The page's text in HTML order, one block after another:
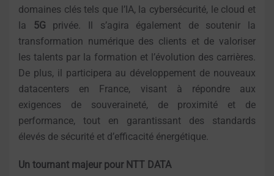
domaines clés tels que l’IA, la cybersécurité, le cloud et
la 5G privée. Il s’agira également de soutenir la
transformation numérique des clients et de valoriser
les talents par la formation et l’évolution des carrières.
De plus, il participera au développement de nouveaux
datacenters en France, visant à répondre aux
exigences de souveraineté, de proximité et de
performance, tout en garantissant des standards
élevés de sécurité et d’efficacité énergétique.
Un tournant majeur pour NTT DATA